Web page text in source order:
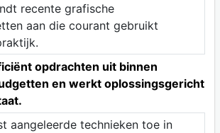
recente grafische
aan die courant gebruikt
opdrachten uit binnen
en werkt oplossingsgericht
aangeleerde technieken toe in